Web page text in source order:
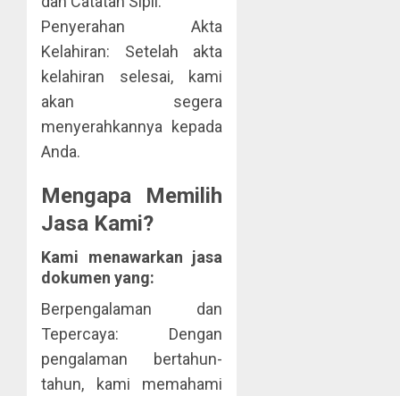
Penyerahan Akta
Kelahiran: Setelah akta
kelahiran selesai, kami
akan segera
menyerahkannya kepada
Anda.
Mengapa Memilih
Jasa Kami?
Kami menawarkan jasa
dokumen yang:
Berpengalaman dan
Tepercaya: Dengan
pengalaman bertahun-
tahun, kami memahami